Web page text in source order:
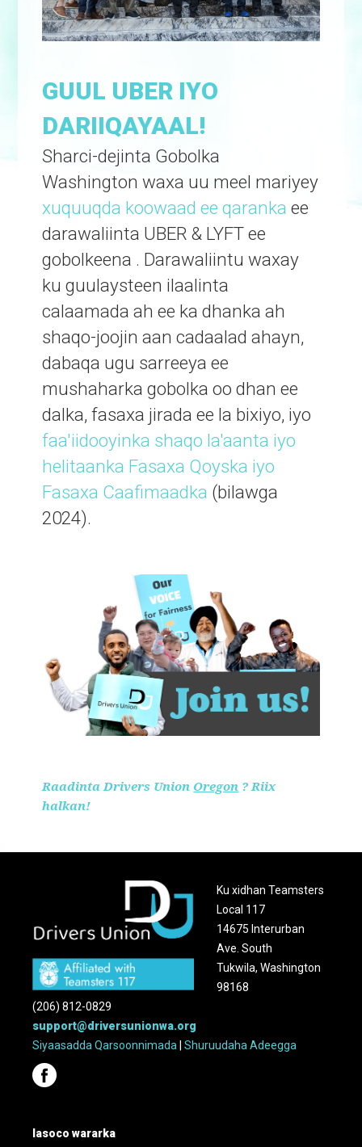
GUUL UBER IYO
DARIIQAYAAL!
Sharci-dejinta Gobolka
Washington waxa uu meel mariyey
xuquuqda koowaad ee qaranka ee
darawaliinta UBER & LYFT ee
gobolkeena . Darawaliintu waxay
ku guulaysteen ilaalinta
calaamada ah ee ka dhanka ah
shaqo-joojin aan cadaalad ahayn,
dabaqa ugu sarreeya ee
mushaharka gobolka oo dhan ee
dalka, fasaxa jirada ee la bixiyo, iyo
faa'iidooyinka shaqo la'aanta iyo
helitaanka Fasaxa Qoyska iyo
Fasaxa Caafimaadka (bilawga
2024).
Raadinta Drivers Union Oregon ? Riix
halkan!
Ku xidhan Teamsters
Local 117
14675 Interurban
Ave. South
Tukwila, Washington
98168
(206) 812-0829
support@driversunionwa.org
Siyaasadda Qarsoonnimada |Shuruudaha Adeegga
lasoco wararka